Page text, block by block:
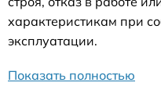
характеристикам при
эксплуатации.
Показать полностью